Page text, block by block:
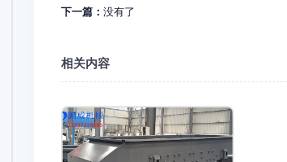
下一篇： 没有了
相关内容